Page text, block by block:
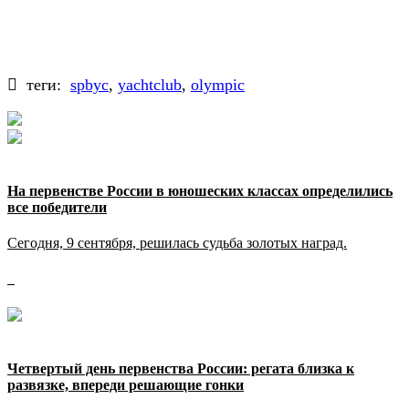
теги: spbyc, yachtclub, olympic
На первенстве России в юношеских классах определились
все победители
Сегодня, 9 сентября, решилась судьба золотых наград.
Четвертый день первенства России: регата близка к
развязке, впереди решающие гонки